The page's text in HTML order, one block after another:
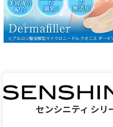
センシニティ シリ